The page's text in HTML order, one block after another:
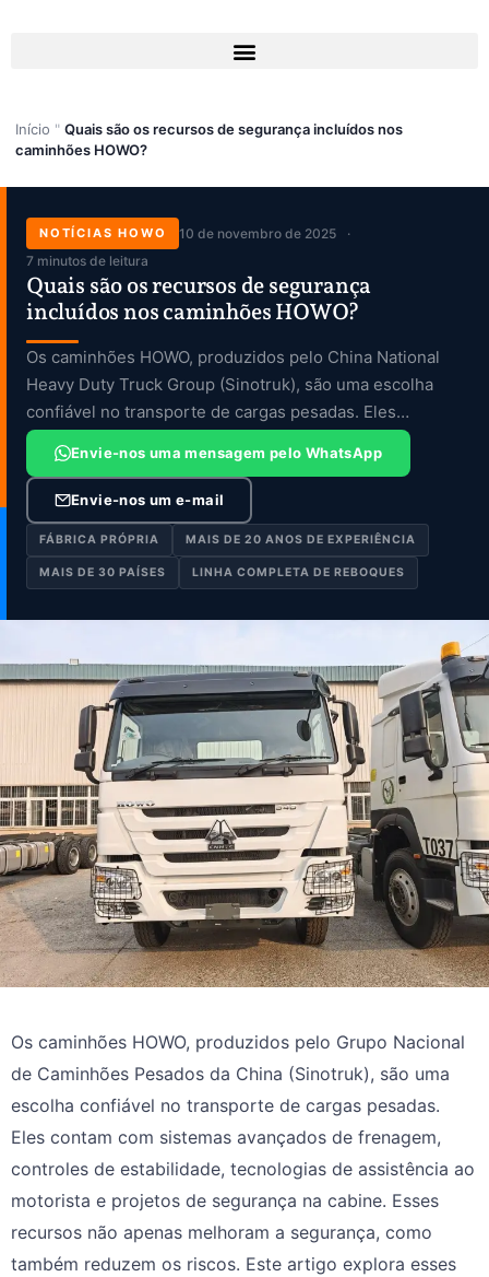
Início " Quais são os recursos de segurança incluídos nos
caminhões HOWO?
NOTÍCIAS HOWO
10 de novembro de 2025
7 minutos de leitura
Quais são os recursos de segurança
incluídos nos caminhões HOWO?
Os caminhões HOWO, produzidos pelo China National
Heavy Duty Truck Group (Sinotruk), são uma escolha
confiável no transporte de cargas pesadas. Eles
apresentam […]
Envie-nos uma mensagem pelo WhatsApp
Envie-nos um e-mail
FÁBRICA PRÓPRIA MAIS DE 20 ANOS DE EXPERIÊNCIA
MAIS DE 30 PAÍSES LINHA COMPLETA DE REBOQUES
Os caminhões HOWO, produzidos pelo Grupo Nacional
de Caminhões Pesados da China (Sinotruk), são uma
escolha confiável no transporte de cargas pesadas.
Eles contam com sistemas avançados de frenagem,
controles de estabilidade, tecnologias de assistência ao
motorista e projetos de segurança na cabine. Esses
recursos não apenas melhoram a segurança, como
também reduzem os riscos. Este artigo explora esses